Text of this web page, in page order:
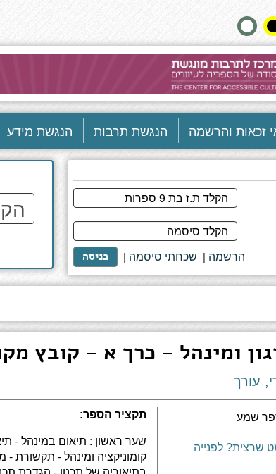
זכאות והרשמה הנגשת תרבות הנגשת מידע
כניסה | שכחתי סיסמה | הרשמה
הקלד
מילים
ומינהל - כרך א - קובץ
עורך
שמע
שרצית? לפנייה
תקציר הספר:
שער ראשון : תיאום במינהל -
קומוניקציה ומינהל - תקשורת